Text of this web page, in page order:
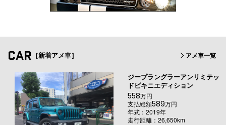
CAR ［新着アメ車］ アメ車一覧
ジープラングラーアンリミテッ
ドビキニエディション
558万円
支払総額589万円
年式：2019年
走行距離：26,650km